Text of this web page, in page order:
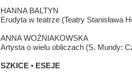
HANNA BALTYN
Erudyta w teatrze (Teatry Stanisława
ANNA WOŹNIAKOWSKA
Artysta o wielu obliczach (S. Mundy:
SZKICE • ESEJE